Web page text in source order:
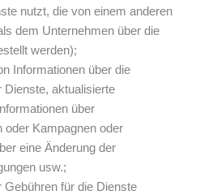
nutzt, die von einem anderen
dem Unternehmen über die
werden);
Informationen über die
Dienste, aktualisierte
über
oder Kampagnen oder
eine Änderung der
usw.;
Gebühren für die Dienste